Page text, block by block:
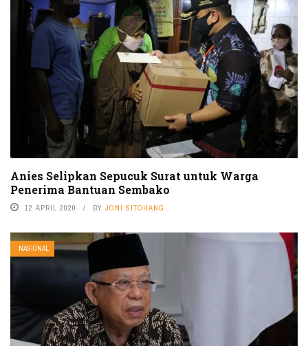
Anies Selipkan Sepucuk Surat untuk Warga
Penerima Bantuan Sembako
12 APRIL 2020 BY JONI SITOHANG
NASIONAL